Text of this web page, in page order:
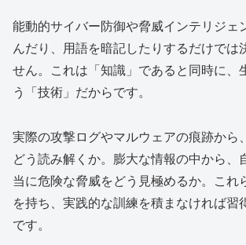
能動的サイバー防御や脅威インテリジェ
んだり、用語を暗記したりするだけでは
せん。これは「知識」であると同時に、
う「技術」だからです。
実際の攻撃ログやマルウェアの痕跡から
どう読み解くか。膨大な情報の中から、
当に危険な脅威をどう見極めるか。これ
を持ち、実践的な訓練を積まなければ習
です。